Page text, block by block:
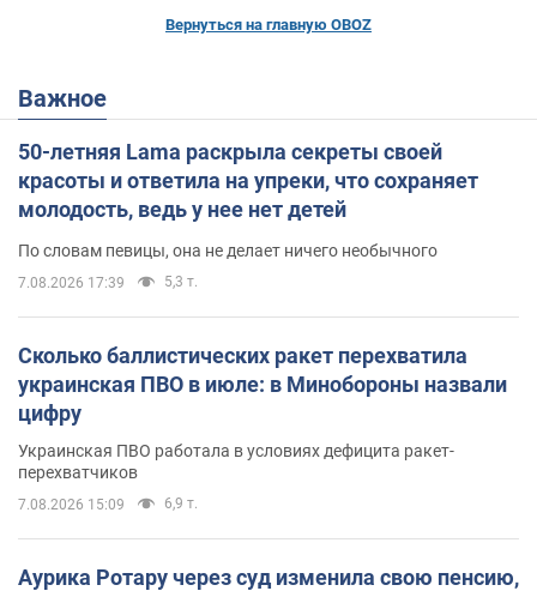
Вернуться на главную OBOZ
Важное
50-летняя Lama раскрыла секреты своей
красоты и ответила на упреки, что сохраняет
молодость, ведь у нее нет детей
По словам певицы, она не делает ничего необычного
7.08.2026 17:39 5,3 т.
Сколько баллистических ракет перехватила
украинская ПВО в июле: в Минобороны назвали
цифру
Украинская ПВО работала в условиях дефицита ракет-
перехватчиков
7.08.2026 15:09 6,9 т.
Аурика Ротару через суд изменила свою пенсию,